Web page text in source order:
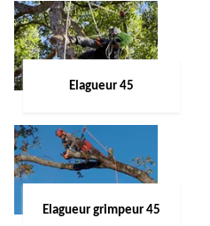
Elagueur 45
Elagueur grimpeur 45